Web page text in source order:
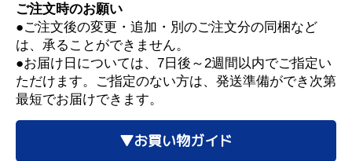
ご注文時のお願い
●ご注文後の変更・追加・別のご注文分の同梱など
は、承ることができません。
●お届け日については、7日後～2週間以内でご指定い
ただけます。ご指定のない方は、発送準備ができ次第
最短でお届けできます。
▼お買い物ガイド